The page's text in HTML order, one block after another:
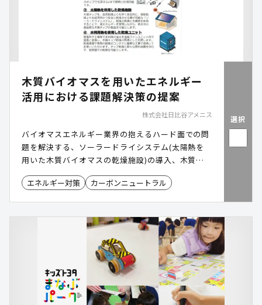
木質バイオマスを用いたエネルギー
活用における課題解決策の提案
株式会社日比谷アメニス
バイオマスエネルギー業界の抱えるハード面での問
題を解決する、ソーラードライシステム(太陽熱を
用いた木質バイオマスの乾燥施設)の導入、木質バ
イオマスを保管するためのシートや木質バイオマス
(木質チップなど)の重要な品質項目である水分測定
エネルギー対策 カーボンニュートラル
選択